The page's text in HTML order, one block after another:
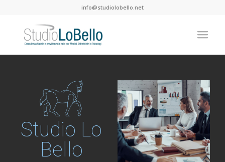
info@studiolobello.net
Studio Lo
Bello